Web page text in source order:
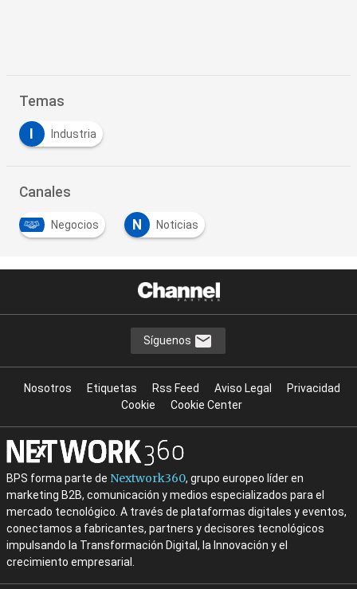
Temas
Industria
Canales
Negocios N Noticias
Síguenos
Nosotros Etiquetas Rss Feed Aviso Legal
Privacidad
Cookie
Cookie Center
BPS forma parte de Nextwork360, grupo europeo líder en
marketing B2B, comunicación y medios especializados para el
mercado tecnológico. A través de plataformas digitales y eventos,
conectamos a fabricantes, partners y decisores tecnológicos
impulsando la Transformación Digital, la Innovación y el
crecimiento empresarial.